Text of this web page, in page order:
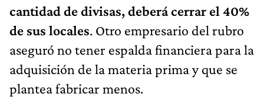
cantidad de divisas, deberá cerrar el 40%
de sus locales. Otro empresario del rubro
aseguró no tener espalda financiera para la
adquisición de la materia prima y que se
plantea fabricar menos.